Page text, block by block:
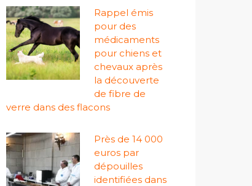
Rappel émis
pour des
médicaments
pour chiens et
chevaux après
la découverte
de fibre de
verre dans des flacons
Près de 14 000
euros par
dépouilles
identifiées dans